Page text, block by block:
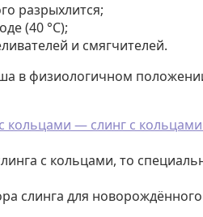
разрыхлится;
(40 °C);
и смягчителей.
в физиологичном
кольцами — слинг с
с кольцами, то
слинга для